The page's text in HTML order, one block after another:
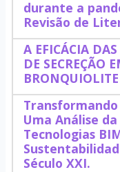
durante a
Revisão de
A EFICÁCIA
DE SECREÇÃO
Uma Análise
Tecnologias
Século XXI.